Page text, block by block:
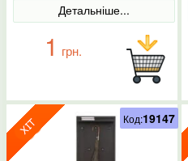
Детальніше...
1 грн.
Код:19147